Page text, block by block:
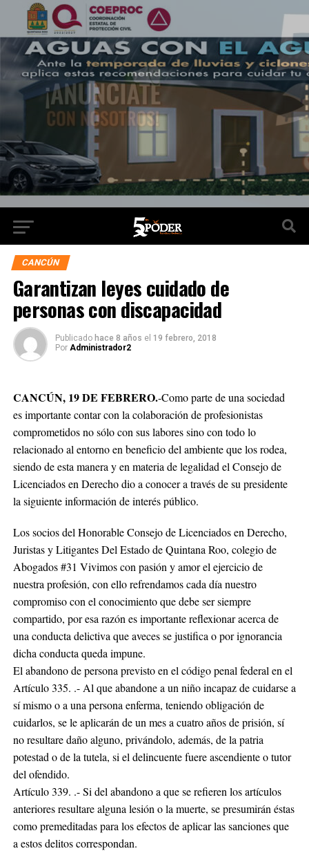
CANCÚN
Garantizan leyes cuidado de
personas con discapacidad
Publicado hace 8 años el 19 febrero, 2018
Por Administrador2
CANCÚN, 19 DE FEBRERO.-Como parte de una sociedad
es importante contar con la colaboración de profesionistas
comprometidos no sólo con sus labores sino con todo lo
relacionado al entorno en beneficio del ambiente que los rodea,
siendo de esta manera y en materia de legalidad el Consejo de
Licenciados en Derecho dio a conocer a través de su presidente
la siguiente información de interés público.
Los socios del Honorable Consejo de Licenciados en Derecho,
Juristas y Litigantes Del Estado de Quintana Roo, colegio de
Abogados #31 Vivimos con pasión y amor el ejercicio de
nuestra profesión, con ello refrendamos cada día nuestro
compromiso con el conocimiento que debe ser siempre
compartido, por esa razón es importante reflexionar acerca de
una conducta delictiva que aveces se justifica o por ignorancia
dicha conducta queda impune.
El abandono de persona previsto en el código penal federal en el
Artículo 335. .- Al que abandone a un niño incapaz de cuidarse a
sí mismo o a una persona enferma, teniendo obligación de
cuidarlos, se le aplicarán de un mes a cuatro años de prisión, sí
no resultare daño alguno, privándolo, además, de la patria
potestad o de la tutela, si el delincuente fuere ascendiente o tutor
del ofendido.
Artículo 339. .- Si del abandono a que se refieren los artículos
anteriores resultare alguna lesión o la muerte, se presumirán éstas
como premeditadas para los efectos de aplicar las sanciones que
a estos delitos correspondan.